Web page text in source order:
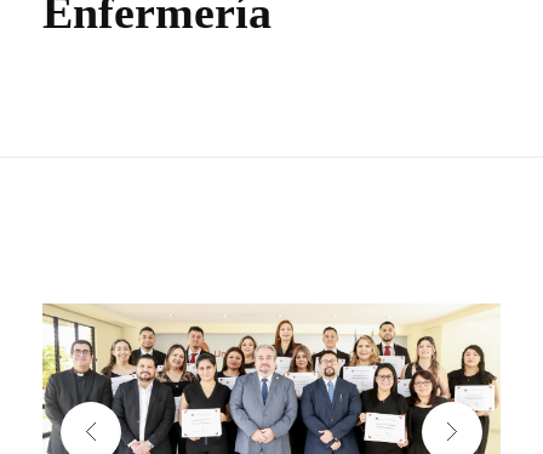
NOTICIAS
Enfermería